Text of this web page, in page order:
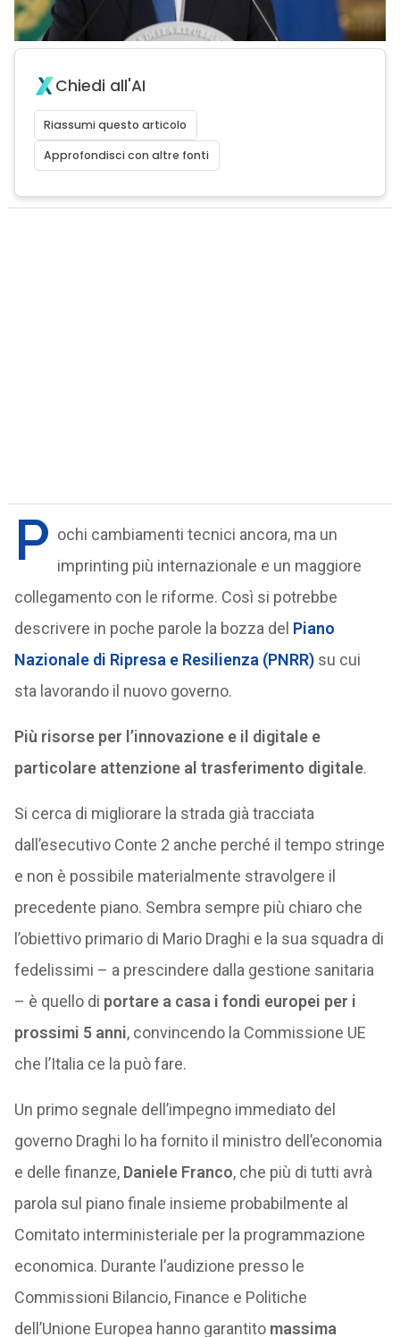
Chiedi all'AI
Riassumi questo articolo
Approfondisci con altre fonti
P ochi cambiamenti tecnici ancora, ma un
imprinting più internazionale e un maggiore
collegamento con le riforme. Così si potrebbe
descrivere in poche parole la bozza del Piano
Nazionale di Ripresa e Resilienza (PNRR)su cui
sta lavorando il nuovo governo.
Più risorse per l’innovazione e il digitale e
particolare attenzione al trasferimento digitale.
Si cerca di migliorare la strada già tracciata
dall’esecutivo Conte 2 anche perché il tempo stringe
e non è possibile materialmente stravolgere il
precedente piano. Sembra sempre più chiaro che
l’obiettivo primario di Mario Draghi e la sua squadra di
fedelissimi – a prescindere dalla gestione sanitaria
– è quello di portare a casa i fondi europei per i
prossimi 5 anni, convincendo la Commissione UE
che l’Italia ce la può fare.
Un primo segnale dell’impegno immediato del
governo Draghi lo ha fornito il ministro dell’economia
e delle finanze, Daniele Franco, che più di tutti avrà
parola sul piano finale insieme probabilmente al
Comitato interministeriale per la programmazione
economica. Durante l’audizione presso le
Commissioni Bilancio, Finance e Politiche
dell’Unione Europea hanno garantito massima